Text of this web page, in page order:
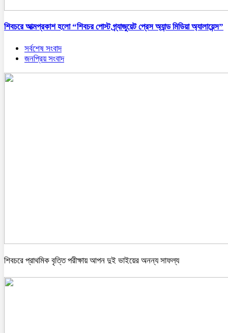
শিবচরে আত্মপ্রকাশ হলো “শিবচর পোস্ট গ্র্যাজুয়েট প্রেস অ্যান্ড মিডিয়া অ্যালায়েন্স”
সর্বশেষ সংবাদ
জনপ্রিয় সংবাদ
শিবচরে প্রাথমিক বৃত্তি পরীক্ষায় আপন দুই ভাইয়ের অনন্য সাফল্য